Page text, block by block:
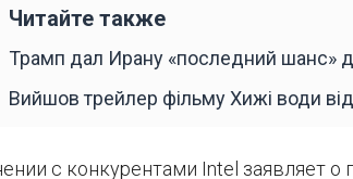
Читайте также
Трамп дал Ирану «последний шанс»
Вийшов трейлер фільму Хижі води
с конкурентами Intel заявляет